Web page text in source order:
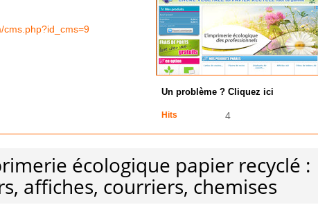
cms.php?id_cms=9
Un problème ? Cliquez ici
Hits 4
écologique papier recyclé :
affiches, courriers, chemises